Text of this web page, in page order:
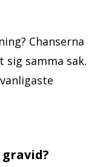
Chanserna
samma sak.